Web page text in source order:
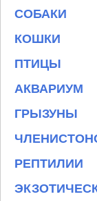
СОБАКИ
КОШКИ
ПТИЦЫ
АКВАРИУМ
ГРЫЗУНЫ
РЕПТИЛИИ